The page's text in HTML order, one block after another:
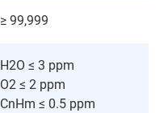
≥ 99,999
H2O ≤ 3 ppm
O2 ≤ 2 ppm
CnHm ≤ 0.5 ppm